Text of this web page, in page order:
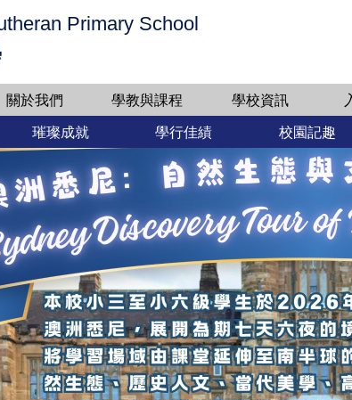
Primary School
關於我們 學教與課程 學校資訊
璀璨成就 學行佳績 校園記趣